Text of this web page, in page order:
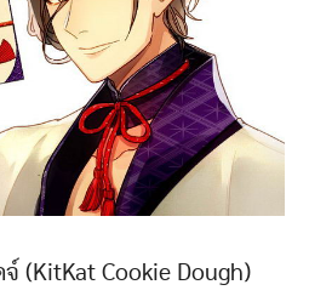
(KitKat Cookie Dough)